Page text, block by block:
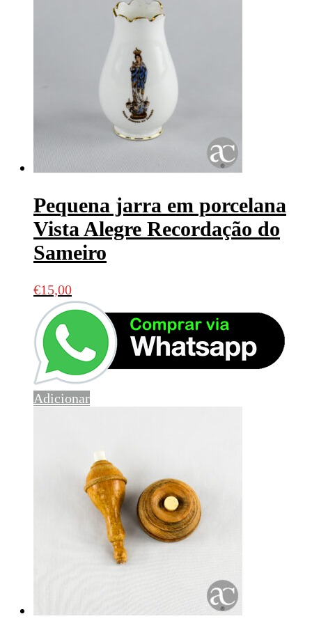
Pequena jarra em porcelana
Vista Alegre Recordação do
Sameiro
€15,00
Adicionar